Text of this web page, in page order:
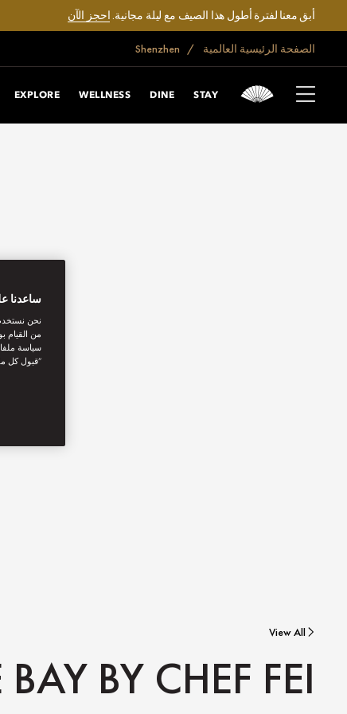
أبق معنا لفترة أطول هذا الصيف مع ليلة مجانية.احجز الآن
الصفحة الرئيسية العالمية
STAY
DINE
WELLNESS
EXPLORE
View All
BAY BY CHEF FEI
ساعدنا
نحن
من القيام
سياسة
“قبول كل